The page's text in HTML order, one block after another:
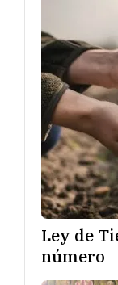
Ley de
número